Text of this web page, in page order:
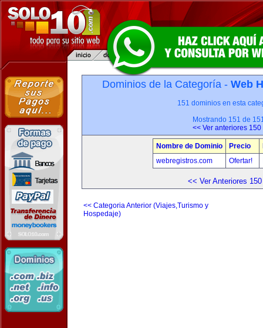
Dominios de la Categoría - Web
151 dominios en esta
Mostrando 151 de
<< Ver anteriores 150
Nombre de Dominio Precio
webregistros.com
Ofertar!
<< Ver Anteriores 150
<< Categoria Anterior (Viajes,Turismo y
Hospedaje)